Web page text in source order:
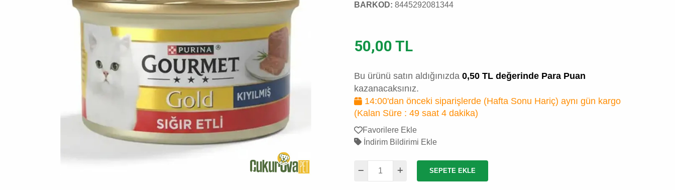
BARKOD: 8445292081344
50,00 TL
Bu ürünü satın aldığınızda 0,50 TL değerinde Para Puan
kazanacaksınız.
14:00'dan önceki siparişlerde (Hafta Sonu Hariç) aynı gün kargo
(Kalan Süre : 49 saat 4 dakika)
Favorilere Ekle
İndirim Bildirimi Ekle
SEPETE EKLE